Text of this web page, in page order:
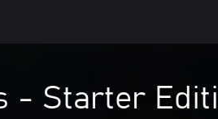
- Starter